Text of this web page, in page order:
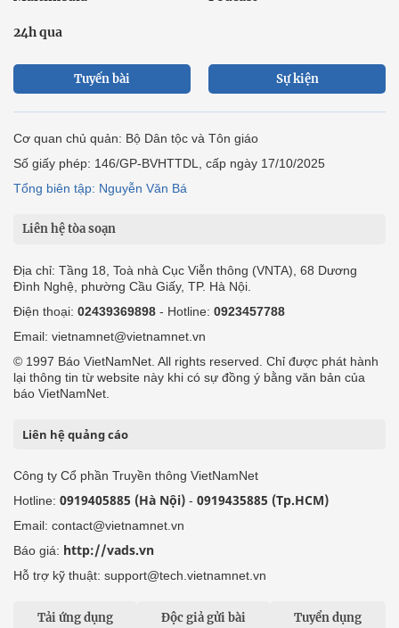
24h qua
Tuyến bài Sự kiện
Cơ quan chủ quản: Bộ Dân tộc và Tôn giáo
Số giấy phép: 146/GP-BVHTTDL, cấp ngày 17/10/2025
Tổng biên tập: Nguyễn Văn Bá
Liên hệ tòa soạn
Địa chỉ: Tầng 18, Toà nhà Cục Viễn thông (VNTA), 68 Dương
Đình Nghệ, phường Cầu Giấy, TP. Hà Nội.
Điện thoại: 02439369898 - Hotline: 0923457788
Email: vietnamnet@vietnamnet.vn
© 1997 Báo VietNamNet. All rights reserved. Chỉ được phát hành
lại thông tin từ website này khi có sự đồng ý bằng văn bản của
báo VietNamNet.
Liên hệ quảng cáo
Công ty Cổ phần Truyền thông VietNamNet
Hotline: 0919405885 (Hà Nội) - 0919435885 (Tp.HCM)
Email: contact@vietnamnet.vn
Báo giá: http://vads.vn
Hỗ trợ kỹ thuật: support@tech.vietnamnet.vn
Tải ứng dụng Độc giả gửi bài Tuyển dụng